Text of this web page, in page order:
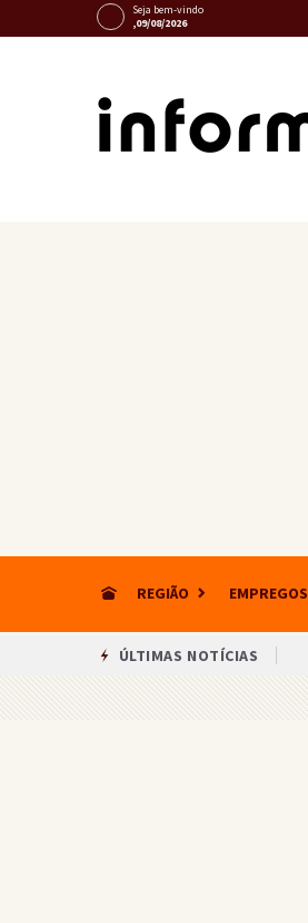
Seja bem-vindo
,09/08/2026
REGIÃO EMPREGOS
ÚLTIMAS NOTÍCIAS